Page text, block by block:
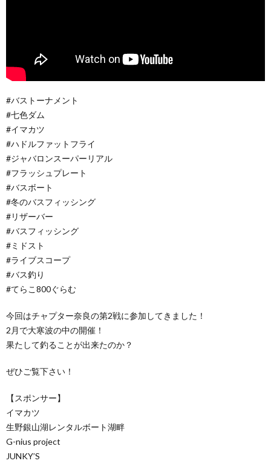
#バストーナメント
#七色ダム
#イマカツ
#ハドルファットフライ
#ジャバロンスーパーリアル
#フラッシュプレート
#バスボート
#冬のバスフィッシング
#リザーバー
#バスフィッシング
#ミドスト
#ライブスコープ
#バス釣り
#てらこ800ぐらむ
今回はチャプター奈良の第2戦に参加してきました！
2月で大寒波の中の開催！
果たして釣ることが出来たのか？
ぜひご覧下さい！
【スポンサー】
イマカツ
生野銀山湖レンタルボート湖畔
G-nius project
JUNKY’S